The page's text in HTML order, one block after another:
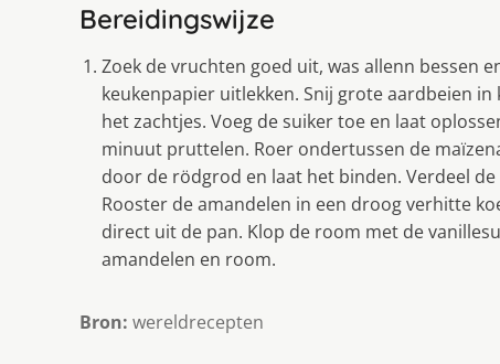
Bereidingswijze
Zoek de vruchten goed uit, was allenn bessen
keukenpapier uitlekken. Snij grote aardbeien
het zachtjes. Voeg de suiker toe en laat
minuut pruttelen. Roer ondertussen de
door de rödgrod en laat het binden. Verdeel
Rooster de amandelen in een droog verhitte
direct uit de pan. Klop de room met de
amandelen en room.
Bron: wereldrecepten